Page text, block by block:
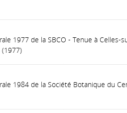
1977 de la SBCO - Tenue à Celles-
1984 de la Société Botanique du